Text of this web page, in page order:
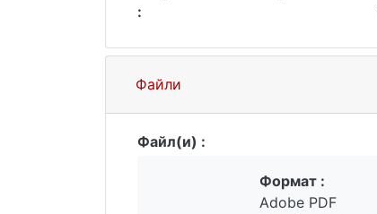
:
Файли
Файл(и) :
Формат :
Adobe PDF